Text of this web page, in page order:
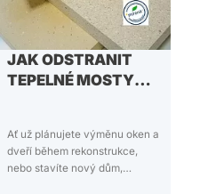
JAK ODSTRANIT
TEPELNÉ MOSTY
Ať už plánujete výměnu oken a
dveří během rekonstrukce,
nebo stavíte nový dům,